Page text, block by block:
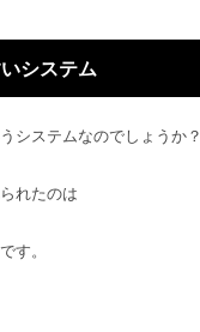
システム
システムなのでしょうか？
れたのは
す。